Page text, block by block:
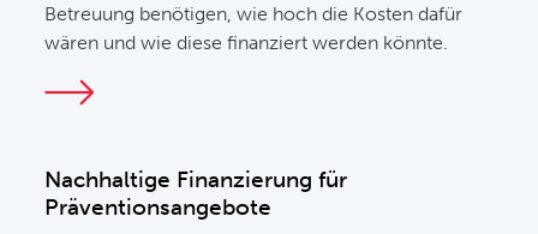
Betreuung benötigen, wie hoch die Kosten dafür
wären und wie diese finanziert werden könnte.
Nachhaltige Finanzierung für
Präventionsangebote